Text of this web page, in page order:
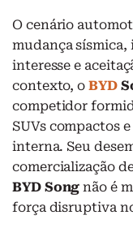
O cenário
mudança
interesse e
contexto, oBYD
competidor
SUVs compactos
interna. Seu
comercialização
BYD Song não é
força disruptiva